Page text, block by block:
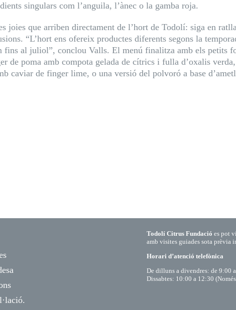
singulars com l’anguila, l’ànec o la gamba roja.
joies que arriben directament de l’hort de Todolí: siga en
“L’hort ens ofereix productes diferents segons la
fins al juliol”, conclou Valls. El menú finalitza amb els petits
de poma amb compota gelada de cítrics i fulla d’oxalis
caviar de finger lime, o una versió del polvoró a base
Todolí Citrus Fundació es pot
amb visites guiades sota prèvia
Horari d’atenció telefònica
De dilluns a divendres: de 9:00
Dissabtes: 10:00 a 12:30